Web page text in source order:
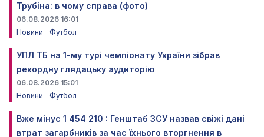
Трубіна: в чому справа (фото)
06.08.2026 16:01
Новини
Футбол
УПЛ ТБ на 1-му турі чемпіонату України зібрав
рекордну глядацьку аудиторію
06.08.2026 15:01
Новини
Футбол
Вже мінус 1 454 210 : Генштаб ЗСУ назвав свіжі дані
втрат загарбників за час їхнього вторгнення в